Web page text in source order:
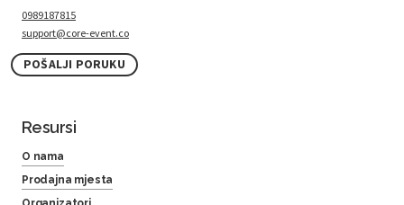
0989187815
support@core-event.co
POŠALJI PORUKU
Resursi
O nama
Prodajna mjesta